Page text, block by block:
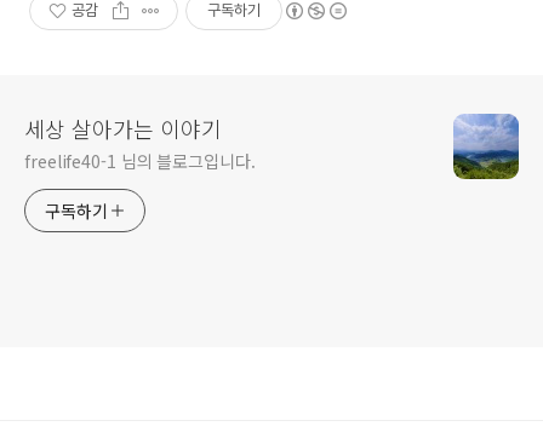
공감 구독하기
세상 살아가는 이야기
freelife40-1 님의 블로그입니다.
구독하기